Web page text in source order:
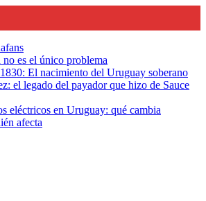
es el único problema
El nacimiento del Uruguay soberano
el legado del payador que hizo de Sauce
eléctricos en Uruguay: qué cambia
afecta